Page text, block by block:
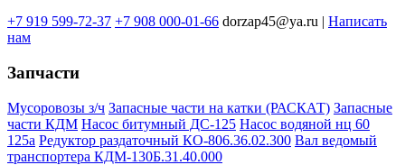
+7 919 599-72-37 +7 908 000-01-66 dorzap45@ya.ru | Написать
нам
Запчасти
Мусоровозы з/ч Запасные части на катки (РАСКАТ) Запасные
части КДМ Насос битумный ДС-125 Насос водяной нц 60
125а Редуктор раздаточный КО-806.36.02.300 Вал ведомый
транспортера КДМ-130Б.31.40.000